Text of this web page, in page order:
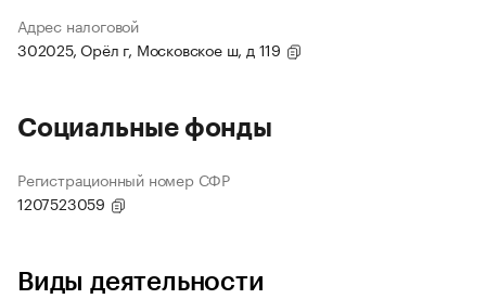
Адрес налоговой
302025, Орёл г, Московское ш, д 119
Социальные фонды
Регистрационный номер СФР
1207523059
Виды деятельности